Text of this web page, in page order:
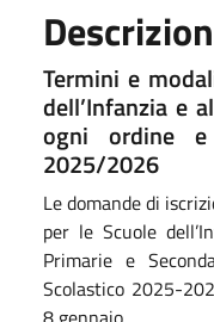
Termini e
dell’Infanzia e
ogni ordine e
2025/2026
Le domande di
per le Scuole
Primarie e
Scolastico 2025-